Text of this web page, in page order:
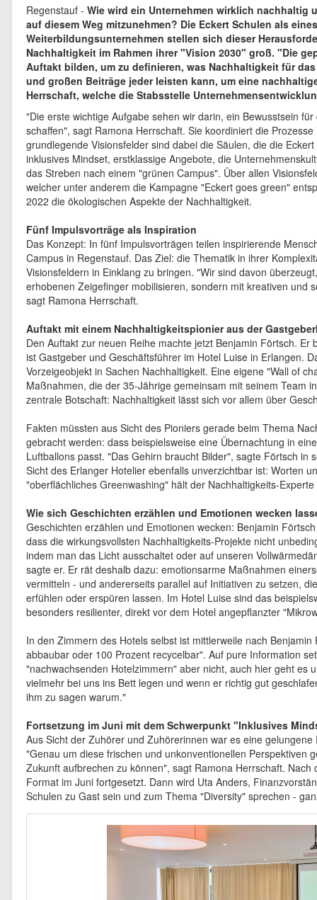
Regenstauf - Wie wird ein Unternehmen wirklich
auf diesem Weg mitzunehmen? Die Eckert Schulen als
Weiterbildungsunternehmen stellen sich dieser
Nachhaltigkeit im Rahmen ihrer "Vision 2030" groß. "Die
Auftakt bilden, um zu definieren, was Nachhaltigkeit für
und großen Beiträge jeder leisten kann, um eine
Herrschaft, welche die Stabsstelle
"Die erste wichtige Aufgabe sehen wir darin, ein Bewusstsein
schaffen", sagt Ramona Herrschaft. Sie koordiniert die
grundlegende Visionsfelder sind dabei die Säulen, die die
inklusives Mindset, erstklassige Angebote, die
das Streben nach einem "grünen Campus". Über allen
welcher unter anderem die Kampagne "Eckert goes green"
2022 die ökologischen Aspekte der Nachhaltigkeit.
Fünf Impulsvorträge als Inspiration
Das Konzept: In fünf Impulsvorträgen teilen inspirierende
Campus in Regenstauf. Das Ziel: die Thematik in ihrer
Visionsfeldern in Einklang zu bringen. "Wir sind davon
erhobenen Zeigefinger mobilisieren, sondern mit kreativen und
sagt Ramona Herrschaft.
Auftakt mit einem Nachhaltigkeitspionier aus der
Den Auftakt zur neuen Reihe machte jetzt Benjamin Förtsch.
ist Gastgeber und Geschäftsführer im Hotel Luise in Erlangen.
Vorzeigeobjekt in Sachen Nachhaltigkeit. Eine eigene "Wall of
Maßnahmen, die der 35-Jährige gemeinsam mit seinem Team
zentrale Botschaft: Nachhaltigkeit lässt sich vor allem über
Fakten müssten aus Sicht des Pioniers gerade beim Thema
gebracht werden: dass beispielsweise eine Übernachtung in
Luftballons passt. "Das Gehirn braucht Bilder", sagte Förtsch in
Sicht des Erlanger Hotelier ebenfalls unverzichtbar ist: Worten
"oberflächliches Greenwashing" hält der Nachhaltigkeits-
Wie sich Geschichten erzählen und Emotionen wecken
Geschichten erzählen und Emotionen wecken: Benjamin
dass die wirkungsvollsten Nachhaltigkeits-Projekte nicht
indem man das Licht ausschaltet oder auf unseren
sagte er. Er rät deshalb dazu: emotionsarme Maßnahmen
vermitteln - und andererseits parallel auf Initiativen zu setzen,
erfühlen oder erspüren lassen. Im Hotel Luise sind das
besonders resilienter, direkt vor dem Hotel angepflanzter
In den Zimmern des Hotels selbst ist mittlerweile nach
abbaubar oder 100 Prozent recycelbar". Auf pure Information
"nachwachsenden Hotelzimmern" aber nicht, auch hier geht es
vielmehr bei uns ins Bett legen und wenn er richtig gut
ihm zu sagen warum."
Fortsetzung im Juni mit dem Schwerpunkt "Inklusives
Aus Sicht der Zuhörer und Zuhörerinnen war es eine
"Genau um diese frischen und unkonventionellen Perspektiven
Zukunft aufbrechen zu können", sagt Ramona Herrschaft.
Format im Juni fortgesetzt. Dann wird Uta Anders,
Schulen zu Gast sein und zum Thema "Diversity" sprechen -